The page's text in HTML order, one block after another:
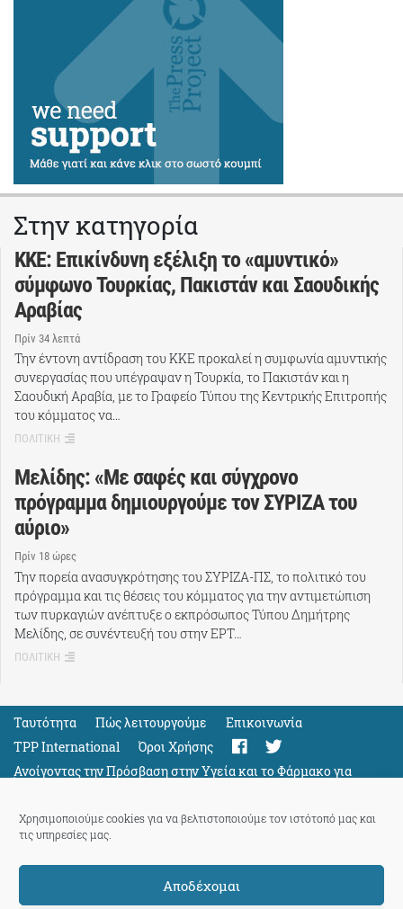
Χρησιμοποιούμε cookies για να βελτιστοποιούμε τον ιστότοπό μας και
τις υπηρεσίες μας.
Αποδέχομαι
Στην κατηγορία
ΚΚΕ: Επικίνδυνη εξέλιξη το «αμυντικό»
σύμφωνο Τουρκίας, Πακιστάν και Σαουδικής
Αραβίας
Πρίν 34 λεπτά
Την έντονη αντίδραση του ΚΚΕ προκαλεί η συμφωνία αμυντικής
συνεργασίας που υπέγραψαν η Τουρκία, το Πακιστάν και η
Σαουδική Αραβία, με το Γραφείο Τύπου της Κεντρικής Επιτροπής
του κόμματος να…
ΠΟΛΙΤΙΚΗ
Μελίδης: «Με σαφές και σύγχρονο
πρόγραμμα δημιουργούμε τον ΣΥΡΙΖΑ του
αύριο»
Πρίν 18 ώρες
Την πορεία ανασυγκρότησης του ΣΥΡΙΖΑ-ΠΣ, το πολιτικό του
πρόγραμμα και τις θέσεις του κόμματος για την αντιμετώπιση
των πυρκαγιών ανέπτυξε ο εκπρόσωπος Τύπου Δημήτρης
Μελίδης, σε συνέντευξή του στην ΕΡΤ…
ΠΟΛΙΤΙΚΗ
Ταυτότητα Πώς λειτουργούμε
Eπικοινωνία
TPP International
Όροι Χρήσης
Ανοίγοντας την Πρόσβαση στην Υγεία και το Φάρμακο για
Όλους
Support
ThePressProject